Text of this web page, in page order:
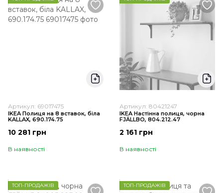
Артикул: 69017475
IKEA Полиця на 8 вставок, біла
KALLAX, 690.174.75
10 281 грн
В наявності
Артикул: 80421247
IKEA Настінна полиця, чорна
FJÄLLBO, 804.212.47
2 161 грн
В наявності
ТОП-ПРОДАЖІВ ТОП-ПРОДАЖІВ